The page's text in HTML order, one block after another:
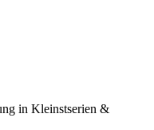
in Kleinstserien &